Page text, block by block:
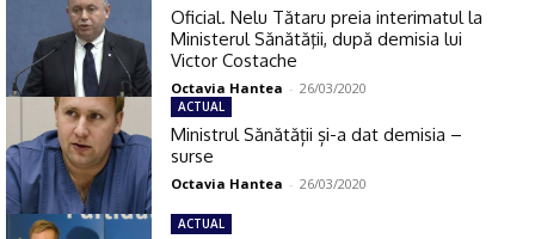
Oficial. Nelu Tătaru preia interimatul la
Ministerul Sănătăţii, după demisia lui
Victor Costache
Octavia Hantea - 26/03/2020
ACTUAL
Ministrul Sănătății și-a dat demisia –
surse
Octavia Hantea - 26/03/2020
ACTUAL